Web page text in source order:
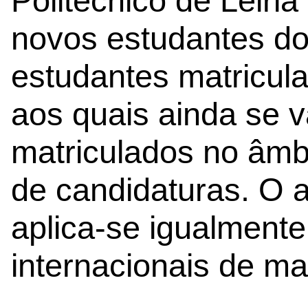
novos estudantes
estudantes
aos quais ainda se
matriculados no
de candidaturas. O
aplica-se
internacionais de